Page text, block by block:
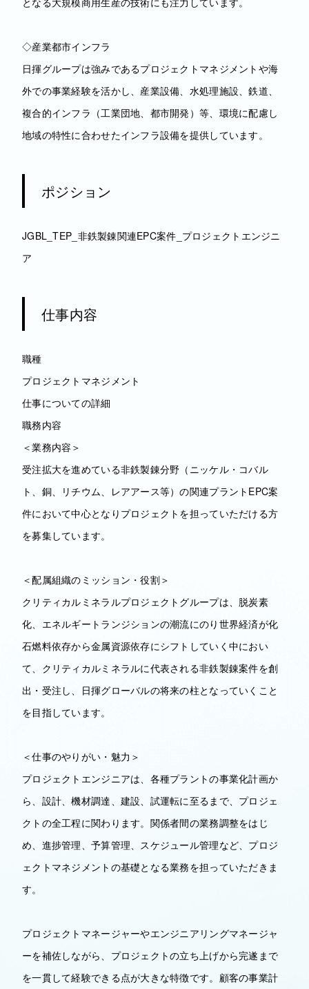
◇産業都市インフラ
日揮グループは強みであるプロジェクトマネジメントや海
外での事業経験を活かし、産業設備、水処理施設、鉄道、
複合的インフラ（工業団地、都市開発）等、環境に配慮し
地域の特性に合わせたインフラ設備を提供しています。
ポジション
JGBL_TEP_非鉄製錬関連EPC案件_プロジェクトエンジニ
ア
仕事内容
職種
プロジェクトマネジメント
仕事についての詳細
職務内容
＜業務内容＞
受注拡大を進めている非鉄製錬分野（ニッケル・コバル
ト、銅、リチウム、レアアース等）の関連プラントEPC案
件において中心となりプロジェクトを担っていただける方
を募集しています。
＜配属組織のミッション・役割＞
クリティカルミネラルプロジェクトグループは、脱炭素
化、エネルギートランジションの潮流にのり世界経済が化
石燃料依存から金属資源依存にシフトしていく中におい
て、クリティカルミネラルに代表される非鉄製錬案件を創
出・受注し、日揮グローバルの将来の柱となっていくこと
を目指しています。
＜仕事のやりがい・魅力＞
プロジェクトエンジニアは、各種プラントの事業化計画か
ら、設計、機材調達、建設、試運転に至るまで、プロジェ
クトの全工程に関わります。関係者間の業務調整をはじ
め、進捗管理、予算管理、スケジュール管理など、プロジ
ェクトマネジメントの基礎となる業務を担っていただきま
す。
プロジェクトマネージャーやエンジニアリングマネージャ
ーを補佐しながら、プロジェクトの立ち上げから完遂まで
を一貫して経験できる点が大きな特徴です。顧客の事業計